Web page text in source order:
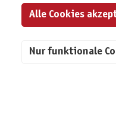
Nur funktionale
Alle Cookies